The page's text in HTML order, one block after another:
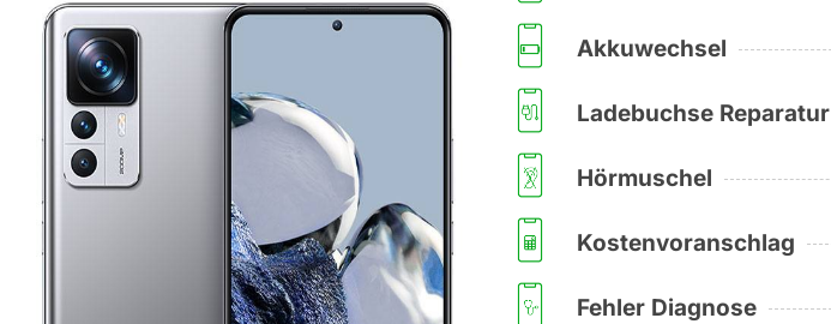
Akkuwechsel
Ladebuchse Reparatur
Hörmuschel
Kostenvoranschlag
Fehler Diagnose